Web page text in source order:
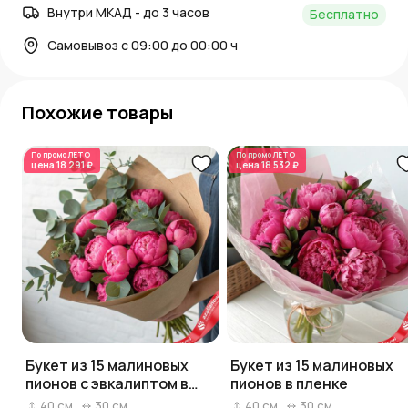
Внутри МКАД - до 3 часов
Бесплатно
Самовывоз с 09:00 до 00:00 ч
Похожие товары
По промоЛЕТО
цена 18 291 ₽
Букет из 15 малиновых
пионов с эвкалиптом в
крафте
По промоЛЕТО
цена18 532 ₽
Букет из 15 малиновых
пионов в пленке